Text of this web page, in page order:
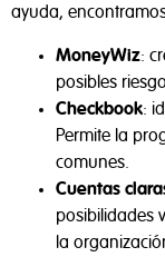
ayuda,
MoneyWiz:
posibles
Checkbook:
Permite la
comunes.
Cuentas
posibilidades
la